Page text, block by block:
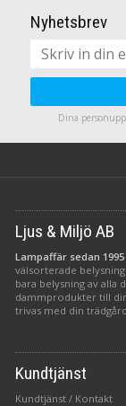
Nyhetsbrev
Dina
Ljus & Miljö AB
Lampaffär sedan 1995
välsorterade
bara belysning av alla
dammprodukter till
trivas med din
Kundtjänst
Kundtjänst / Kontakt